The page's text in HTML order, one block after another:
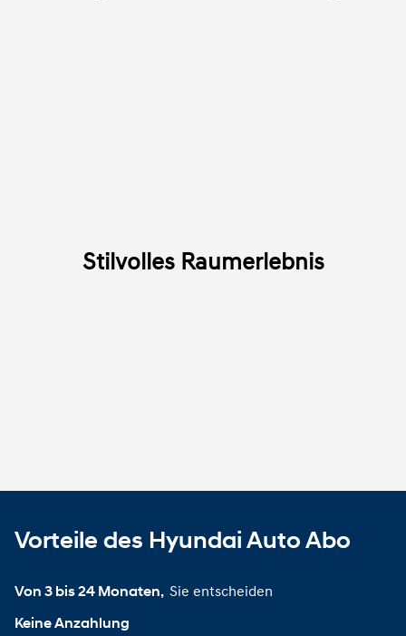
Stilvolles Raumerlebnis
Vorteile des Hyundai Auto Abo
Von 3 bis 24 Monaten, Sie entscheiden
Keine Anzahlung